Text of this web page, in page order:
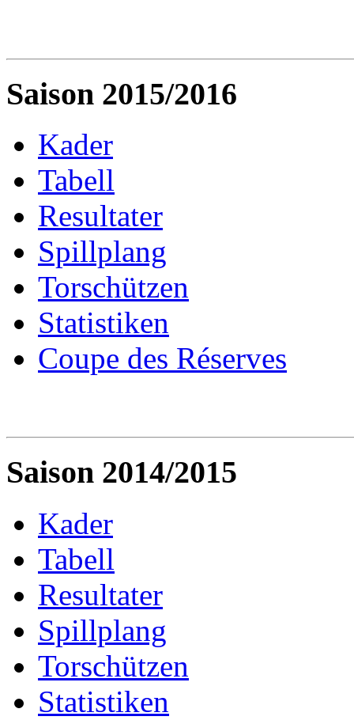
Saison 2015/2016
Kader
Tabell
Resultater
Spillplang
Torschützen
Statistiken
Coupe des Réserves
Saison 2014/2015
Kader
Tabell
Resultater
Spillplang
Torschützen
Statistiken